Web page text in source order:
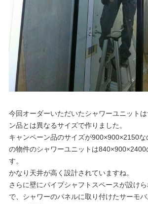
今回オーダーいただいたシャワーユニット
ン品とは異なるサイズで作りました。
キャンペーン品のサイズが900×900×2150な
の物件のシャワーユニットは840×900×2400
す。
かなり天井が高く設計されていますね。
さらに壁にパイプシャフトスペースが設け
で、シャワーのパネルに取り付けたサーモ